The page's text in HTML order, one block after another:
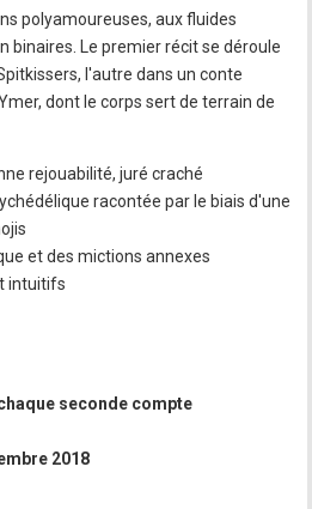
polyamoureuses, aux fluides
binaires. Le premier récit se déroule
l'autre dans un conte
dont le corps sert de terrain de
rejouabilité, juré craché
racontée par le biais d'une
et des mictions annexes
intuitifs
seconde compte
2018